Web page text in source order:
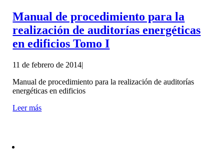
Manual de procedimiento para la
realización de auditorías energéticas
en edificios Tomo I
11 de febrero de 2014|
Manual de procedimiento para la realización de auditorías
energéticas en edificios
Leer más